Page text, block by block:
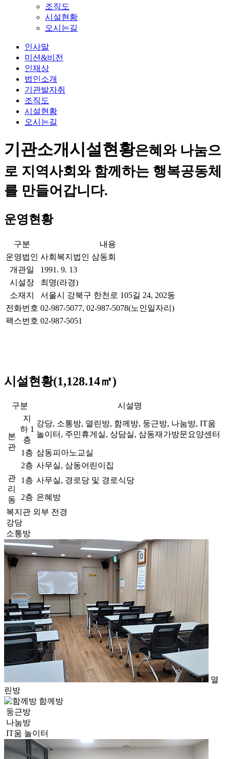
조직도
시설현황
오시는길
인사말
미션&비전
인재상
법인소개
기관발자취
조직도
시설현황
오시는길
기관소개시설현황은혜와 나눔으
로 지역사회와 함께하는 행복공동체
를 만들어갑니다.
운영현황
구분
내용
운영법인 사회복지법인 삼동회
개관일
1991. 9. 13
시설장
최명(라경)
소재지
서울시 강북구 한천로 105길 24, 202동
전화번호 02-987-5077, 02-987-5078(노인일자리)
팩스번호 02-987-5051
시설현황(1,128.14㎡)
구분 시설명
본
관
지
하 1
층
강당, 소통방, 열린방, 함께방, 둥근방, 나눔방, IT움
놀이터, 주민휴게실, 상담실, 삼동재가방문요양센터
1층 삼동피아노교실
2층 사무실, 삼동어린이집
관
리
동
1층 사무실, 경로당 및 경로식당
2층 은혜방
복지관 외부 전경
강당
소통방
열
린방
함께방
둥근방
나눔방
IT움 놀이터